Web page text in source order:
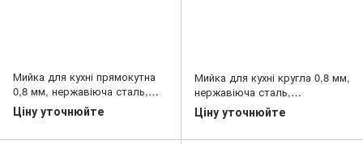
Мийка для кухні прямокутна
0,8 мм, нержавіюча сталь,
760х420х180 декор (в
комплекті сифон) Lemax LE-
Ціну уточнюйте
Мийка для кухні кругла 0,8 мм,
нержавіюча сталь,
510х510х180 декор (в
комплекті сифон) Lemax E-
5014DE
Ціну уточнюйте